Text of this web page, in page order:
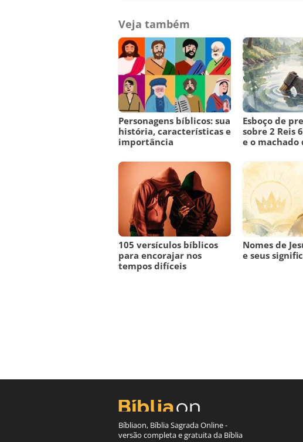
Veja também
Personagens bíblicos: sua
história, características e
importância
Esboço de
sobre 2 Reis
e o
105 versículos bíblicos
para encorajar nos
tempos difíceis
Nomes de
e seus
Bíbliaon, Bíblia Sagrada Online -
versão completa e gratuita da Bíblia